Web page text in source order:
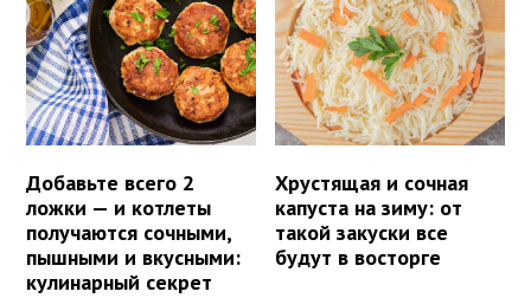
Добавьте всего 2
ложки — и котлеты
получаются сочными,
пышными и вкусными:
кулинарный секрет
Хрустящая и сочная
капуста на зиму: от
такой закуски все
будут в восторге